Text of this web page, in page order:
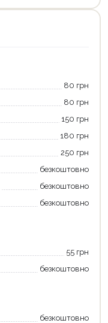
80 грн
80 грн
150 грн
180 грн
250 грн
безкоштовно
безкоштовно
безкоштовно
55 грн
безкоштовно
безкоштовно